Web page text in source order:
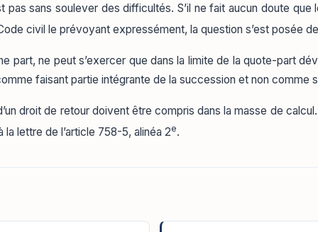
pas sans soulever des difficultés. S’il ne fait aucun doute
civil le prévoyant expressément, la question s’est posée
part, ne peut s’exercer que dans la limite de la quote-part
faisant partie intégrante de la succession et non comme
droit de retour doivent être compris dans la masse de
lettre de l’article 758-5, alinéa 2e.